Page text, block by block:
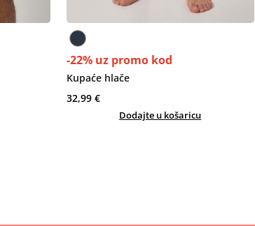
-22% uz promo kod
Kupaće hlače
32,99 €
Dodajte u košaricu